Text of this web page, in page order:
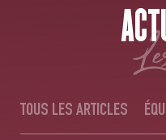
TOUS LES ARTICLES